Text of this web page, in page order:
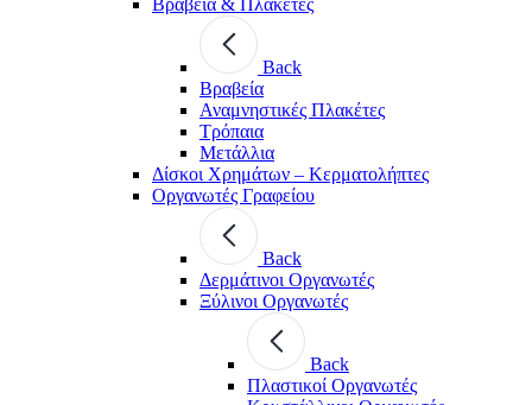
Back
Βραβεία
Αναμνηστικές Πλακέτες
Τρόπαια
Μετάλλια
Δίσκοι Χρημάτων – Κερματολήπτες
Οργανωτές Γραφείου
Back
Δερμάτινοι Οργανωτές
Ξύλινοι Οργανωτές
Back
Πλαστικοί Οργανωτές